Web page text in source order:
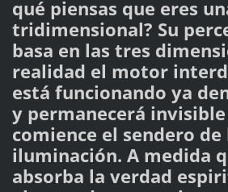
qué piensas que eres
tridimensional? Su
basa en las tres
realidad el motor
está funcionando ya
y permanecerá
comience el sendero de
iluminación. A medida
absorba la verdad